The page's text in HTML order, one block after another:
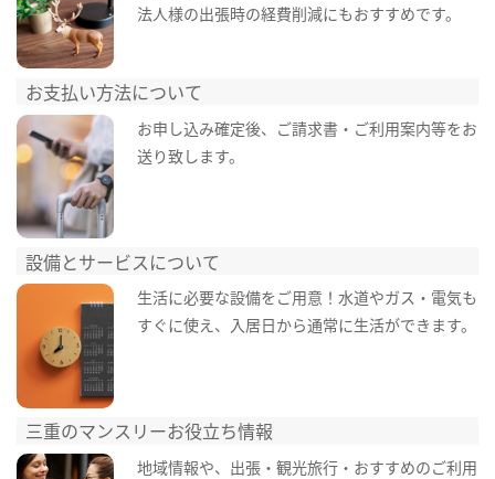
法人様の出張時の経費削減にもおすすめです。
お支払い方法について
お申し込み確定後、ご請求書・ご利用案内等をお
送り致します。
設備とサービスについて
生活に必要な設備をご用意！水道やガス・電気も
すぐに使え、入居日から通常に生活ができます。
三重のマンスリーお役立ち情報
地域情報や、出張・観光旅行・おすすめのご利用